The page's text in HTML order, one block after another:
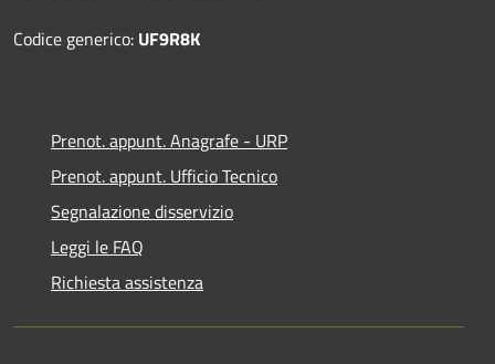
Codice generico: UF9R8K
Prenot. appunt. Anagrafe - URP
Prenot. appunt. Ufficio Tecnico
Segnalazione disservizio
Leggi le FAQ
Richiesta assistenza